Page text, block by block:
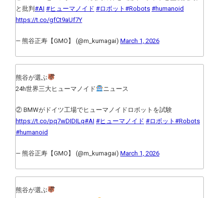
と批判 #AI #ヒューマノイド #ロボット #Robots #humanoid
https://t.co/gfCt9aUf7Y
— 熊谷正寿【GMO】 (@m_kumagai) March 1, 2026
熊谷が選ぶ
24h世界三大ヒューマノイド
ニュース
② BMWがドイツ工場でヒューマノイドロボットを試験
https://t.co/pq7wDIDILq#AI #ヒューマノイド #ロボット #Robots
#humanoid
— 熊谷正寿【GMO】 (@m_kumagai) March 1, 2026
熊谷が選ぶ